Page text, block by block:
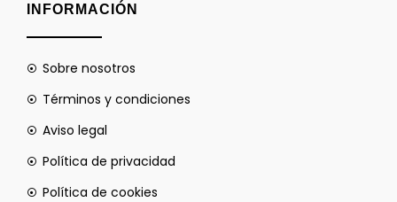
INFORMACIÓN
Sobre nosotros
Términos y condiciones
Aviso legal
Política de privacidad
Política de cookies